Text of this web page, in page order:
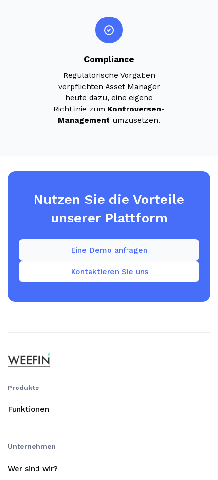
Compliance
Regulatorische Vorgaben
verpflichten Asset Manager
heute dazu, eine eigene
Richtlinie zum Kontroversen-
Management umzusetzen.
Nutzen Sie die Vorteile
unserer Plattform
Kontaktieren Sie uns
Eine Demo anfragen
Produkte
Funktionen
Unternehmen
Wer sind wir?